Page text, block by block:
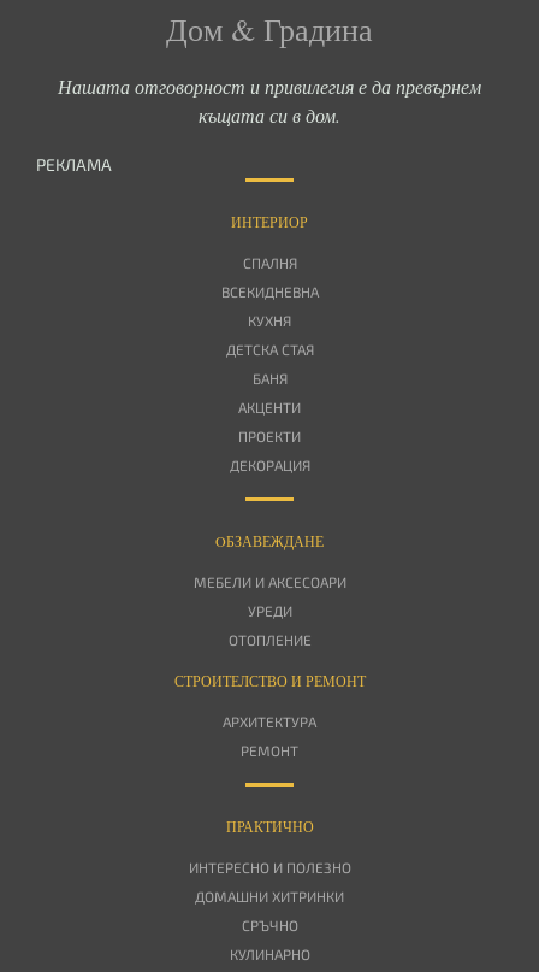
Дом & Градина
Нашата отговорност и привилегия е да превърнем
къщата си в дом.
РЕКЛАМА
ИНТЕРИОР
СПАЛНЯ
ВСЕКИДНЕВНА
КУХНЯ
ДЕТСКА СТАЯ
БАНЯ
АКЦЕНТИ
ПРОЕКТИ
ДЕКОРАЦИЯ
OБЗАВЕЖДАНЕ
МЕБЕЛИ И АКСЕСОАРИ
УРЕДИ
ОТОПЛЕНИЕ
СТРОИТЕЛСТВО И РЕМОНТ
АРХИТЕКТУРА
РЕМОНТ
ПРАКТИЧНО
ИНТЕРЕСНО И ПОЛЕЗНО
ДОМАШНИ ХИТРИНКИ
СРЪЧНО
КУЛИНАРНО